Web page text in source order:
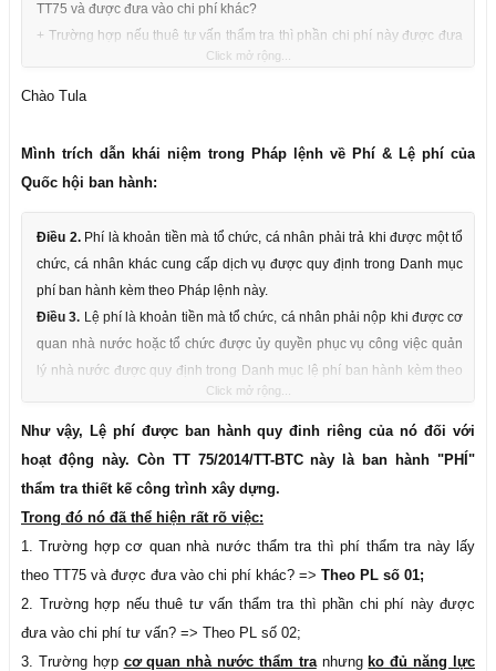
TT75 và được đưa vào chi phí khác?
+ Trường hợp nếu thuê tư vấn thẩm tra thì phần chi phí này được đưa
+ Trường hợp cơ quan nhà nước thẩm tra nhưng ko đủ năng lực nên
Click mở rộng...
Chào Tula
Mình trích dẫn khái niệm trong Pháp lệnh về Phí & Lệ phí của
Quốc hội ban hành:
Điều 2. Phí là khoản tiền mà tổ chức, cá nhân phải trả khi được một tổ
chức, cá nhân khác cung cấp dịch vụ được quy định trong Danh mục
phí ban hành kèm theo Pháp lệnh này.
Điều 3. Lệ phí là khoản tiền mà tổ chức, cá nhân phải nộp khi được cơ
quan nhà nước hoặc tổ chức được ủy quyền phục vụ công việc quản
lý nhà nước được quy định trong Danh mục lệ phí ban hành kèm theo
Click mở rộng...
Như vậy, Lệ phí được ban hành quy đinh riêng của nó đối với
hoạt động này. Còn TT 75/2014/TT-BTC này là ban hành "PHÍ"
thẩm tra thiết kế công trình xây dựng.
Trong đó nó đã thể hiện rất rõ việc:
1. Trường hợp cơ quan nhà nước thẩm tra thì phí thẩm tra này lấy
theo TT75 và được đưa vào chi phí khác? => Theo PL số 01;
2. Trường hợp nếu thuê tư vấn thẩm tra thì phần chi phí này được
đưa vào chi phí tư vấn? => Theo PL số 02;
3. Trường hợp cơ quan nhà nước thẩm tranhưng ko đủ năng lực